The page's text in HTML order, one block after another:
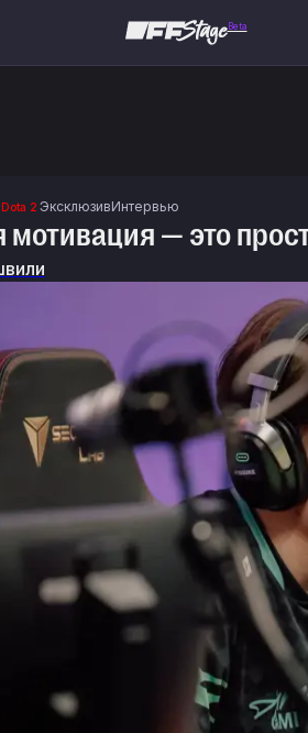
Beta
Dota 2 ЭксклюзивИнтервью
мотивация — это